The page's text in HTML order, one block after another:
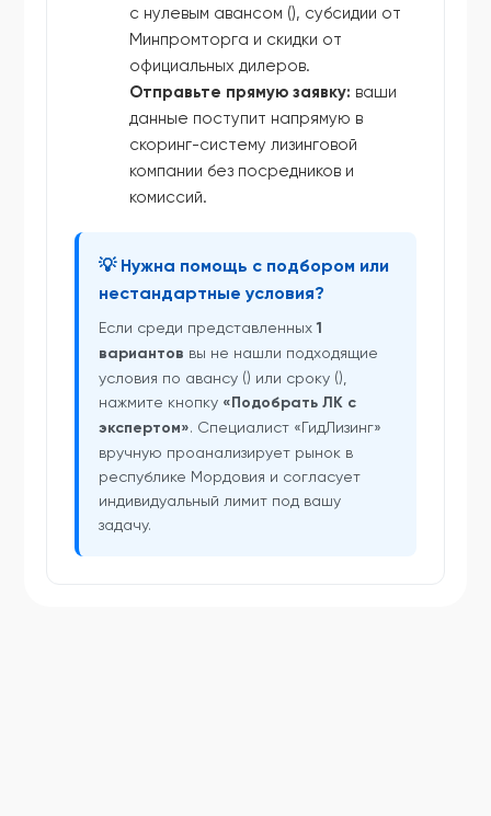
с нулевым авансом (), субсидии от
Минпромторга и скидки от
официальных дилеров.
Отправьте прямую заявку: ваши
данные поступит напрямую в
скоринг-систему лизинговой
компании без посредников и
комиссий.
💡 Нужна помощь с подбором или
нестандартные условия?
Если среди представленных1
вариантов вы не нашли подходящие
условия по авансу () или сроку (),
нажмите кнопку «Подобрать ЛК с
экспертом». Специалист «ГидЛизинг»
вручную проанализирует рынок в
республике Мордовия и согласует
индивидуальный лимит под вашу
задачу.